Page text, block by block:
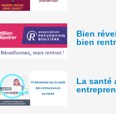
Bien
bien
La santé